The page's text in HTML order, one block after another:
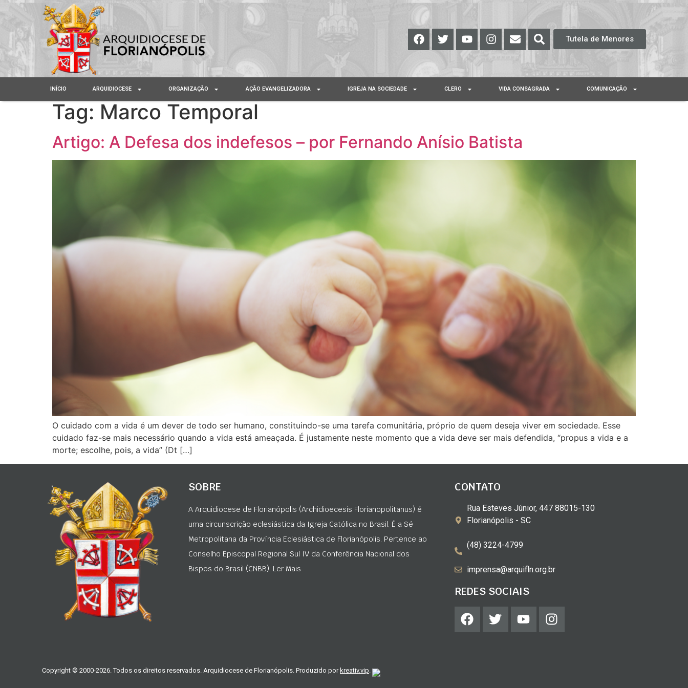
Tutela de Menores
INÍCIO ARQUIDIOCESE ORGANIZAÇÃO AÇÃO EVANGELIZADORA IGREJA NA SOCIEDADE CLERO VIDA CONSAGRADA COMUNICAÇÃO
Tag: Marco Temporal
Artigo: A Defesa dos indefesos – por Fernando Anísio Batista
O cuidado com a vida é um dever de todo ser humano, constituindo-se uma tarefa comunitária, próprio de quem deseja viver em sociedade. Esse
cuidado faz-se mais necessário quando a vida está ameaçada. É justamente neste momento que a vida deve ser mais defendida, “propus a vida e a
morte; escolhe, pois, a vida” (Dt […]
SOBRE
A Arquidiocese de Florianópolis (Archidioecesis Florianopolitanus) é
uma circunscrição eclesiástica da Igreja Católica no Brasil. É a Sé
Metropolitana da Província Eclesiástica de Florianópolis. Pertence ao
Conselho Episcopal Regional Sul IV da Conferência Nacional dos
Bispos do Brasil (CNBB). Ler Mais
CONTATO
Rua Esteves Júnior, 447 88015-130
Florianópolis - SC
(48) 3224-4799
imprensa@arquifln.org.br
REDES SOCIAIS
Copyright © 2000-2026. Todos os direitos reservados. Arquidiocese de Florianópolis. Produzido porkreativ.vip